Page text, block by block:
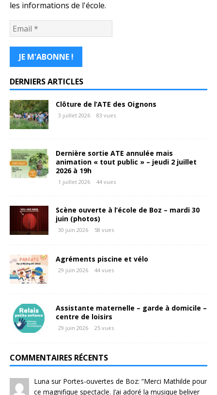
les informations de l'école.
DERNIERS ARTICLES
Clôture de l’ATE des Oignons
3 juillet 2026 83 vues
Dernière sortie ATE annulée mais
animation « tout public » – jeudi 2 juillet
2026 à 19h
1 juillet 2026 44 vues
Scène ouverte à l’école de Boz – mardi 30
juin (photos)
30 juin 2026 58 vues
Agréments piscine et vélo
29 juin 2026 44 vues
Assistante maternelle – garde à domicile –
centre de loisirs
29 juin 2026 25 vues
COMMENTAIRES RÉCENTS
Luna sur Portes-ouvertes de Boz: “Merci Mathilde pour
ce magnifique spectacle. J’ai adoré la musique beliver